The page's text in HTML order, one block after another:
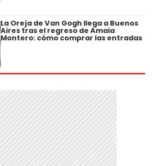
La Oreja de Van Gogh llega a Buenos
Aires tras el regreso de Amaia
Montero: cómo comprar las entradas